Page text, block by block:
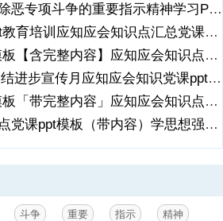
，依法打击套路贷 、处置黑恶势力犯罪涉
确、 细化。”中央政法委秘书长、全国扫
确法律政策界限依法严惩黑恶势力,“据统
涉黑涉恶犯罪案件14226件79018人，依
当前专项斗争极为重要的工作，特别是一
准确适用法律法规，依法严惩黑恶势力违法
新介绍。,最高法副院长、全国扫黑办副主
有无“为非作恶、欺压百姓”特征作为审查
明确规定，对于不具有“为非作恶、欺压
经济利益而实施的违法犯罪，或者因民间
有因的违法犯罪活动，不应作为恶势力案
限依法严惩黑恶势力,“在法律意义 上，恶
织是两种不同的犯罪行为，犯罪性质不
展开阅读全文
要指示精神学习PPT扫黑除恶应知应会PPT课件店日欧诺个.pptx
总党课ppt模板「带完整内容」教育培训知识问答党员学习教育专题课件.pptx
知应会知识点汇总ppt课件知识问答党员学习教育专题课件.pptx
知识党课ppt模板「带完整内容」中华民族一家亲 同心共筑中国梦.pptx
整内容」应知应会知识点汇总ppt模板党课.pptx
容）学思想强党性重实践建新功知识应知应会课件模板下载.pptx
斗争 重要 指示 精神